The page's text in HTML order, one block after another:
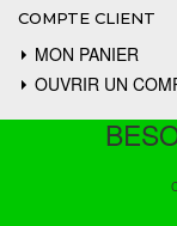
COMPTE CLIENT
MON PANIER
OUVRIR UN